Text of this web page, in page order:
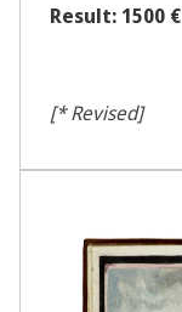
Result: 1500 €
[* Revised]